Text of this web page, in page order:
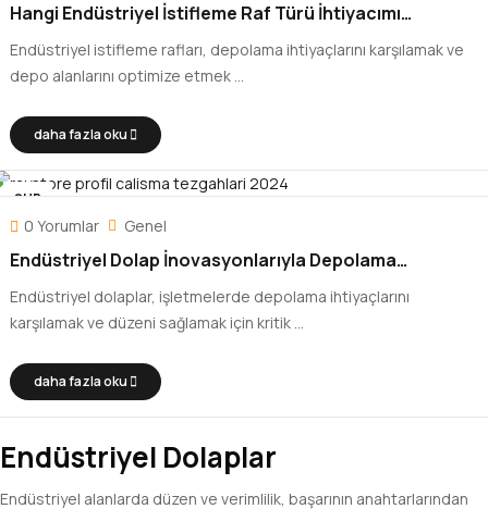
Hangi Endüstriyel İstifleme Raf Türü İhtiyacımı
Karşılar?
Endüstriyel istifleme rafları, depolama ihtiyaçlarını karşılamak ve
depo alanlarını optimize etmek ...
daha fazla oku
ŞUB
25
0 Yorumlar Genel
Endüstriyel Dolap İnovasyonlarıyla Depolama
Çözümleri Yeniden Tanımlanıyor
Endüstriyel dolaplar, işletmelerde depolama ihtiyaçlarını
karşılamak ve düzeni sağlamak için kritik ...
daha fazla oku
Endüstriyel Dolaplar
Endüstriyel alanlarda düzen ve verimlilik, başarının anahtarlarından